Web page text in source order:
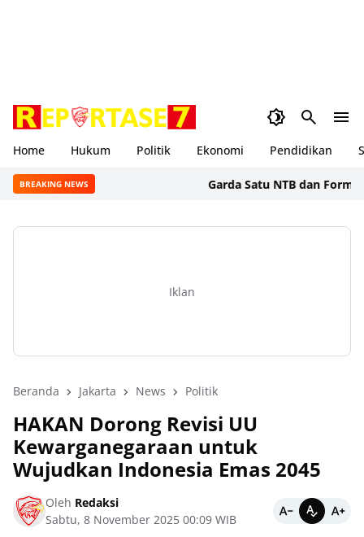
Home Hukum Politik Ekonomi Pendidikan
BREAKING NEWS Garda Satu NTB dan Formal
Iklan
Beranda Jakarta News Politik
HAKAN Dorong Revisi UU
Kewarganegaraan untuk
Wujudkan Indonesia Emas 2045
Oleh Redaksi
Sabtu, 8 November 2025 00:09 WIB